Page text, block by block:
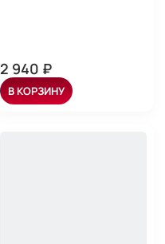
2 940 ₽
В КОРЗИНУ